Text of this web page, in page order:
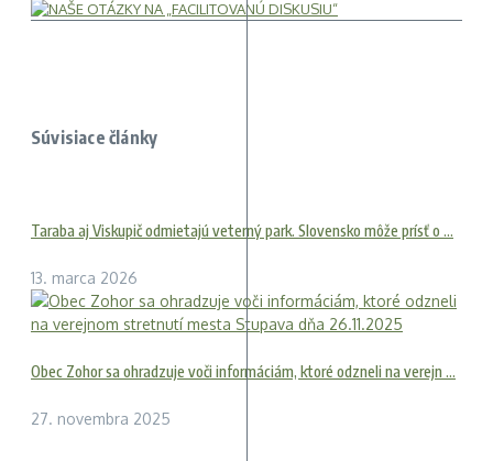
Súvisiace články
Taraba aj Viskupič odmietajú veterný park. Slovensko môže prísť o ...
13. marca 2026
Obec Zohor sa ohradzuje voči informáciám, ktoré odzneli na verejn ...
27. novembra 2025